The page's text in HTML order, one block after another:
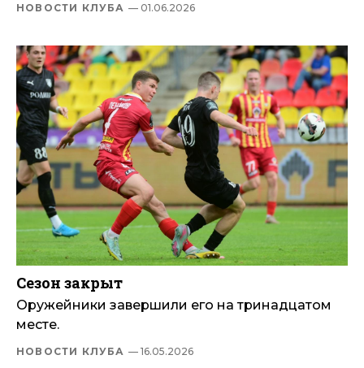
НОВОСТИ КЛУБА — 01.06.2026
Сезон закрыт
Оружейники завершили его на тринадцатом
месте.
НОВОСТИ КЛУБА — 16.05.2026